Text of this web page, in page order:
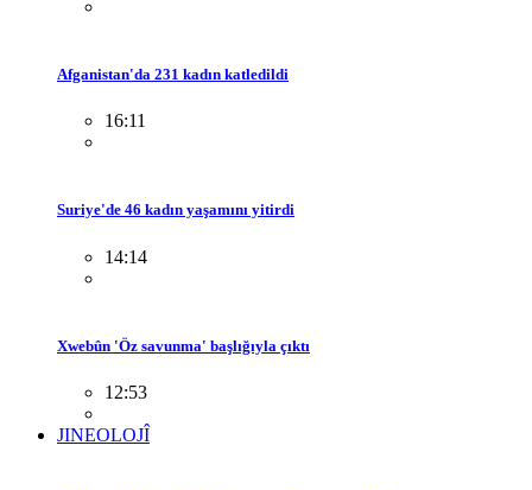
Afganistan'da 231 kadın katledildi
16:11
Suriye'de 46 kadın yaşamını yitirdi
14:14
Xwebûn 'Öz savunma' başlığıyla çıktı
12:53
JINEOLOJÎ